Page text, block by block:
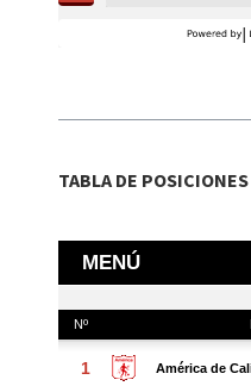
TABLA DE POSICIONES